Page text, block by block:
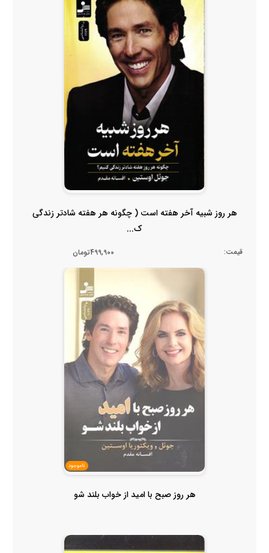
هر روز شبیه آخر هفته است ( چگونه هر هفته شادتر زندگی
ک...
قیمت: 499,900تومان
ناموجود
هر روز صبح با امید از خواب بلند شو